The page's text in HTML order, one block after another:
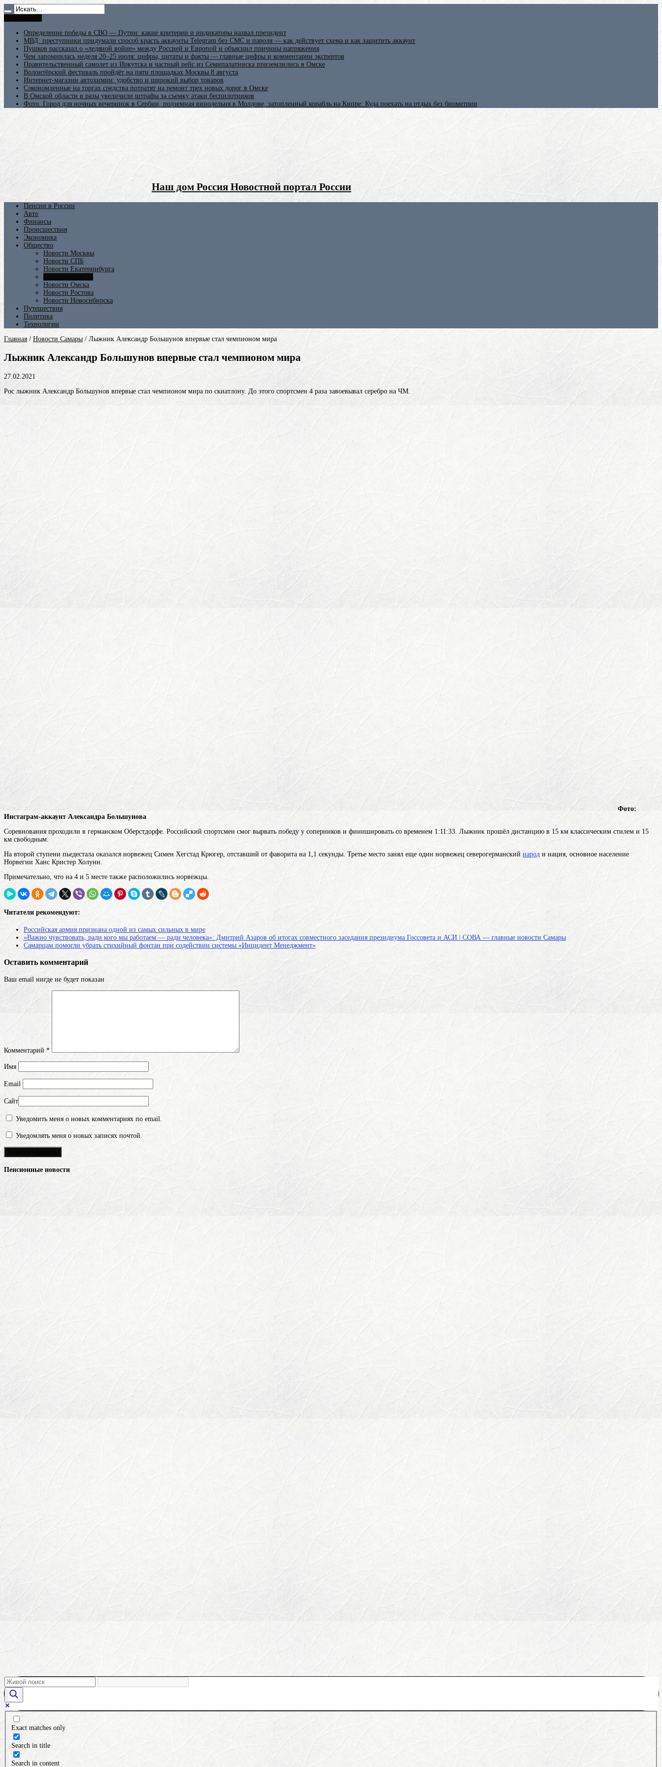
Определение победы в СВО — Путин: какие критерии и индикаторы назвал президент
МВД: преступники придумали способ красть аккаунты Telegram без СМС и пароля — как действует схема и как защитить аккаунт
Пушков рассказал о «ледяной войне» между Россией и Европой и объяснил причины напряжения
Чем запомнилась неделя 20–25 июля: цифры, цитаты и факты — главные цифры и комментарии экспертов
Правительственный самолет из Иркутска и частный рейс из Семипалатинска приземлились в Омске
Волонтёрский фестиваль пройдёт на пяти площадках Москвы 8 августа
Интернет-магазин автохимии: удобство и широкий выбор товаров
Сэкономленные на торгах средства потратят на ремонт трех новых дорог в Омске
В Омской области в разы увеличили штрафы за съемку атаки беспилотников
Фото. Город для ночных вечеринок в Сербии, подземная винодельня в Молдове, затопленный корабль на Кипре: Куда поехать на отдых без биометрии
Наш дом Россия Новостной портал России
Пенсии в России
Авто
Финансы
Происшествия
Экономика
Общество
Новости Москвы
Новости СПБ
Новости Екатеринбурга
Новости Омска
Новости Ростова
Новости Новосибирска
Путешествия
Политика
Технологии
Главная / Новости Самары / Лыжник Александр Большунов впервые стал чемпионом мира
Лыжник Александр Большунов впервые стал чемпионом мира
27.02.2021
Рос лыжник Александр Большунов впервые стал чемпионом мира по скиатлону. До этого спортсмен 4 раза завоевывал серебро на ЧМ.
Фото:
Инстаграм-аккаунт Александра Большунова
Соревнования проходили в германском Оберстдорфе. Российский спортсмен смог вырвать победу у соперников и финишировать со временем 1:11:33. Лыжник прошёл дистанцию в 15 км классическим стилем и 15
км свободным.
На второй ступени пьедестала оказался норвежец Симен Хегстад Крюгер, отставший от фаворита на 1,1 секунды. Третье место занял еще один норвежец северогерманский народ и нация, основное население
Норвегии Ханс Кристер Холунн.
Примечательно, что на 4 и 5 месте также расположились норвежцы.
Читатели рекомендуют:
Российская армия признана одной из самых сильных в мире
«Важно чувствовать, ради кого мы работаем — ради человека»: Дмитрий Азаров об итогах совместного заседания президиума Госсовета и АСИ | СОВА — главные новости Самары
Самарцам помогли убрать стихийный фонтан при содействии системы «Инцидент Менеджмент»
Оставить комментарий
Ваш email нигде не будет показан
Комментарий *
Имя
Email
Сайт
Уведомить меня о новых комментариях по email.
Уведомлять меня о новых записях почтой.
Пенсионные новости
Exact matches only
Search in title
Search in content